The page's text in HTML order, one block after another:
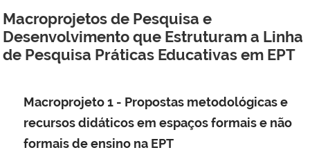
Macroprojetos de Pesquisa e
Desenvolvimento que Estruturam a Linha
de Pesquisa Práticas Educativas em EPT
Macroprojeto 1 - Propostas metodológicas e
recursos didáticos em espaços formais e não
formais de ensino na EPT